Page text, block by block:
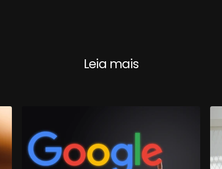
Leia mais